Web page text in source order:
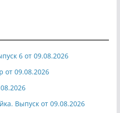
6 от 09.08.2026
от 09.08.2026
Выпуск от 09.08.2026